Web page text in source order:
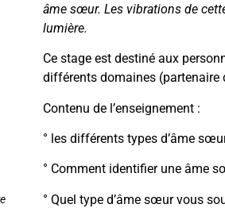
âme sœur. Les vibrations de
lumière.
Ce stage est destiné aux
différents domaines (partenaire
Contenu de
° les différents types d’âme
° Comment identifier une âme
° Quel type d’âme sœur vous